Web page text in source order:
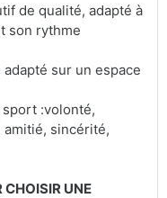
de qualité, adapté à
son rythme
sur un espace
:volonté,
sincérité,
CHOISIR UNE